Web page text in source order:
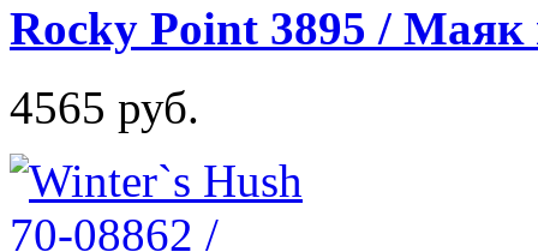
Rocky Point 3895 / Маяк
4565 руб.